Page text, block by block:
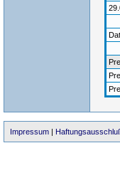
Impressum |